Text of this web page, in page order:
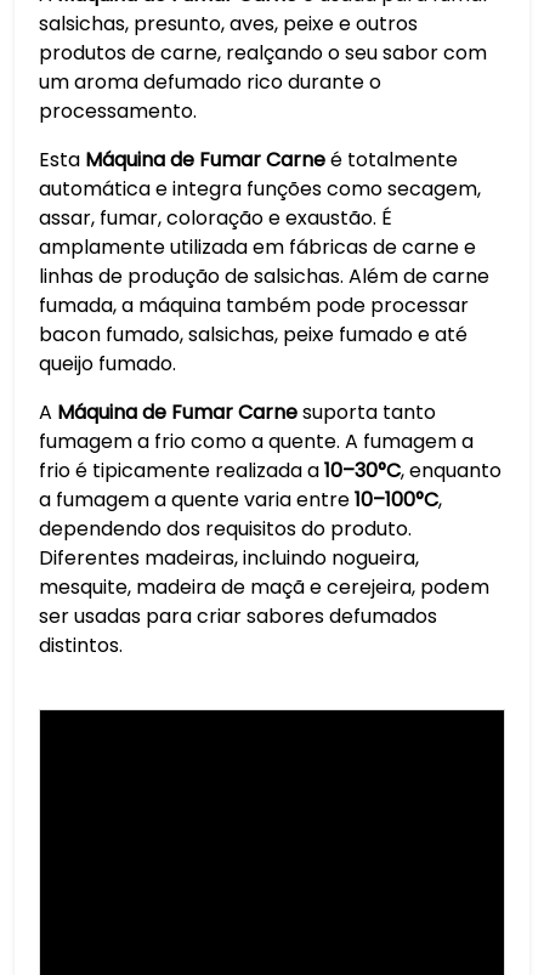
salsichas, presunto, aves, peixe e outros
produtos de carne, realçando o seu sabor com
um aroma defumado rico durante o
processamento.
Esta Máquina de Fumar Carneé totalmente
automática e integra funções como secagem,
assar, fumar, coloração e exaustão. É
amplamente utilizada em fábricas de carne e
linhas de produção de salsichas. Além de carne
fumada, a máquina também pode processar
bacon fumado, salsichas, peixe fumado e até
queijo fumado.
A Máquina de Fumar Carnesuporta tanto
fumagem a frio como a quente. A fumagem a
frio é tipicamente realizada a10–30°C, enquanto
a fumagem a quente varia entre10–100°C,
dependendo dos requisitos do produto.
Diferentes madeiras, incluindo nogueira,
mesquite, madeira de maçã e cerejeira, podem
ser usadas para criar sabores defumados
distintos.